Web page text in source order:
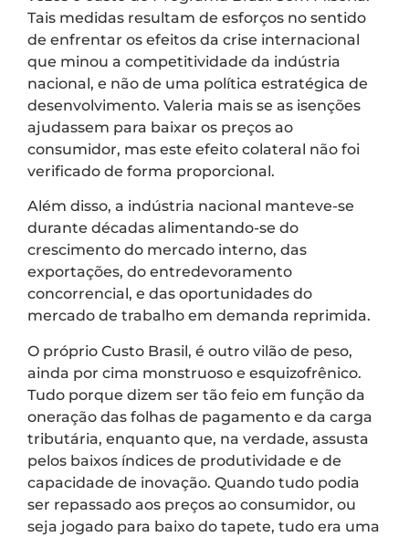
Tais medidas resultam de esforços no sentido
de enfrentar os efeitos da crise internacional
que minou a competitividade da indústria
nacional, e não de uma política estratégica de
desenvolvimento. Valeria mais se as isenções
ajudassem para baixar os preços ao
consumidor, mas este efeito colateral não foi
verificado de forma proporcional.
Além disso, a indústria nacional manteve-se
durante décadas alimentando-se do
crescimento do mercado interno, das
exportações, do entredevoramento
concorrencial, e das oportunidades do
mercado de trabalho em demanda reprimida.
O próprio Custo Brasil, é outro vilão de peso,
ainda por cima monstruoso e esquizofrênico.
Tudo porque dizem ser tão feio em função da
oneração das folhas de pagamento e da carga
tributária, enquanto que, na verdade, assusta
pelos baixos índices de produtividade e de
capacidade de inovação. Quando tudo podia
ser repassado aos preços ao consumidor, ou
seja jogado para baixo do tapete, tudo era uma